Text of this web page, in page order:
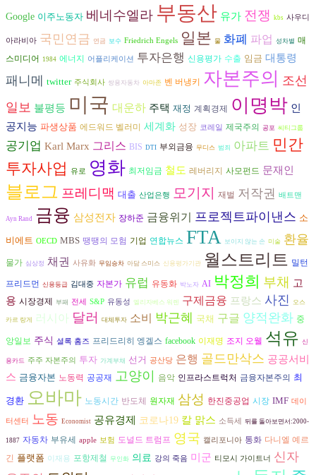
Google 이주노동자 베네수엘라 부동산 유가 전쟁 kbs 사우디
아라비아 국민연금 연금 보수 Friedrich Engels 일본 물 화폐 파업 성차별 매
스미디어
1984 에너지 어플리케이션 투자은행 신용평가 수출 임금 대통령
패니메 twitter 주식회사 쌍용자동차 아마존 벤 버냉키 자본주의
조선
일보 불평등 미국 대운하 주택 재정 계획경제 이명박 인
공지능 파생상품 에드워드 벨러미 세계화 성장 코레일 제국주의 공포 씨티그룹
공기업 Karl Marx 그리스 BIS DTI 부외금융 무디스 범죄 아파트 민간
투자사업
유로 영화 최저임금 철도 레버리지 사모펀드 문재인
블로그 프레디맥 대출 산업은행 모기지 재벌 저작권 배트맨
Ayn Rand 금융 삼성전자 장하준 금융위기 프로젝트파이낸스 소
비에트 OECD MBS 땡땡의 모험 기업 연합뉴스 FTA 보이지 않는 손 미술 환율
물가 심상정 채권 사유화 무임승차 아담 스미스 신용평가기관 월스트리트 밀턴
프리드먼 신용등급 김대중 자본가 유럽 유동화 박노자 AI 박정희 부채 고
용 시장경제 부패 전세 S&P 유동성 엘리자베스 워렌 구제금융 프랑스 사진 오스
카르 랑게 러시아 달러 대체투자 소비 박근혜 국채 구글 양적완화 중
앙일보 주식 셜록 홈즈 프리드리히 엥겔스 facebook 이재명 조지 오웰 석유 신
용카드 주주 자본주의 투자 가계부채 선거 공산당 은행 골드만삭스 공공서비
스 금융자본 노동력 공공재 고양이 음악 인프라스트럭처 금융자본주의 최
경환 오바마 노동시간 반도체 원자재 삼성 한진중공업 시장 IMF 데이
터센터 노동 Economist 공유경제 코로나19 칼 맑스 소득세 뒤를 돌아보면서:2000-
1887 자동차 부유세 apple 보험 도널드 트럼프 영국 캘리포니아 통화 다니엘 예르
긴 플랫폼 이재용 포항제철 무인화 의료 강의 죽음 미군 티모시 가이트너
신자